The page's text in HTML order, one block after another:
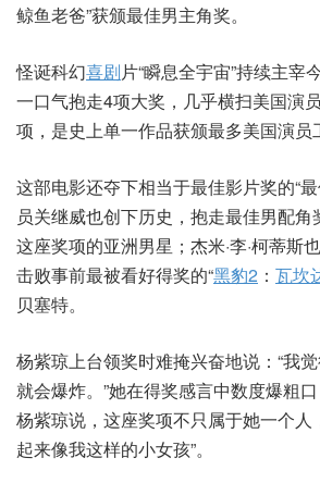
鲸鱼老爸”获颁最佳男主角奖。
怪诞科幻喜剧片“瞬息全宇宙”持续主宰
一口气抱走4项大奖，几乎横扫美国演
项，是史上单一作品获颁最多美国演员
这部电影还夺下相当于最佳影片奖的“
员关继威也创下历史，抱走最佳男配
这座奖项的亚洲男星；杰米·李·柯蒂斯
击败事前最被看好得奖的“黑豹2 ： 瓦坎
贝塞特。
杨紫琼上台领奖时难掩兴奋地说：“我
就会爆炸。”她在得奖感言中数度爆粗口
杨紫琼说，这座奖项不只属于她一个人
起来像我这样的小女孩”。